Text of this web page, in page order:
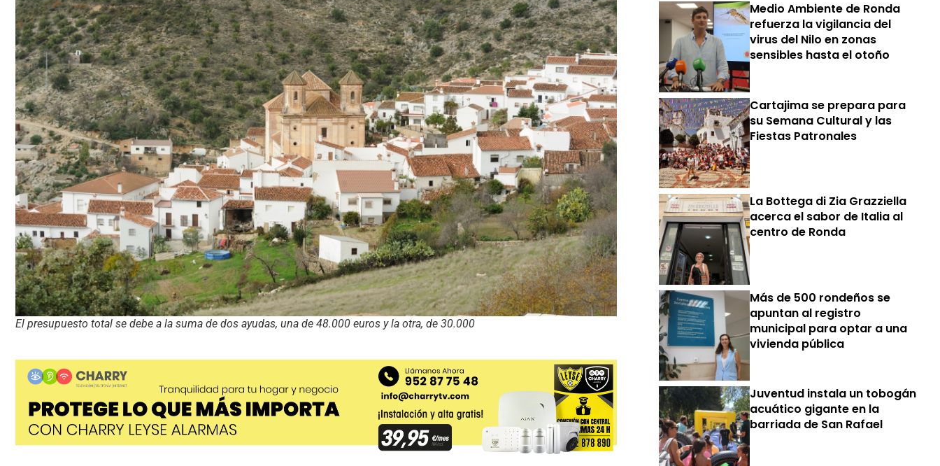
El presupuesto total se debe a la suma de dos ayudas, una de 48.000 euros y la otra, de 30.000
Medio Ambiente de Ronda
refuerza la vigilancia del
virus del Nilo en zonas
sensibles hasta el otoño
Cartajima se prepara para
su Semana Cultural y las
Fiestas Patronales
La Bottega di Zia Grazziella
acerca el sabor de Italia al
centro de Ronda
Más de 500 rondeños se
apuntan al registro
municipal para optar a una
vivienda pública
Juventud instala un tobogán
acuático gigante en la
barriada de San Rafael